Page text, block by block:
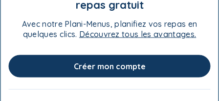
Fromage Feta - 80 g ou 125 ml (½ tasse) émietté
Accompagnement suggéré
repas gratuit
Avec notre Plani-Menus, planifiez vos repas en
quelques clics. Découvrez tous les avantages.
Créer mon compte